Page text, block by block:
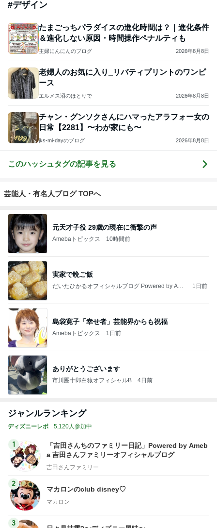
#デザイン
たまごっちパラダイスの進化時間は？｜進化条件
＆進化しない原因・時間操作ペナルティも
主婦にんにんのブログ 2026年8月8日
老婦人のお気に入り_リバティプリントのワンピ
ース
エルメス沼のほとりで 2026年8月8日
チャン・グンソクさんにハマったアラフォー女の
日常【2281】〜わが家にも〜
jks-mi-dayのブログ 2026年8月8日
このハッシュタグの記事を見る
芸能人・有名人ブログ TOPへ
元天才子役 29歳の現在に衝撃の声
Amebaトピックス 10時間前
実家で晩ご飯
だいたひかるオフィシャルブログ Powered by Ame
1日前
島袋寛子「幸せ者」芸能界からも祝福
Amebaトピックス 1日前
ありがとうございます
市川團十郎白猿オフィシャルB 4日前
ジャンルランキング
ディズニーレポ 5,120人参加中
1
「吉田さんちのファミリー日記」Powered by Ameb
a 吉田さんファミリーオフィシャルブログ
吉田さんファミリー
2
マカロンのclub disney♡
マカロン
3